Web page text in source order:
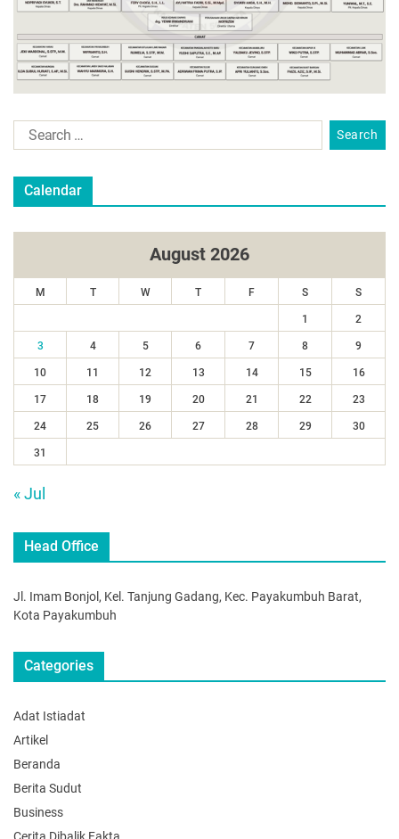
Calendar
August 2026
M T W T F S S
1 2
3 4 5 6 7 8 9
10 11 12 13 14 15 16
17 18 19 20 21 22 23
24 25 26 27 28 29 30
31
« Jul
Head Office
Jl. Imam Bonjol, Kel. Tanjung Gadang, Kec. Payakumbuh Barat,
Kota Payakumbuh
Categories
Adat Istiadat
Artikel
Beranda
Berita Sudut
Business
Cerita Dibalik Fakta